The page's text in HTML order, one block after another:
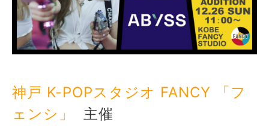
神戸 K-POPスタジオ FANCY 「フ
ェンシ」
主催